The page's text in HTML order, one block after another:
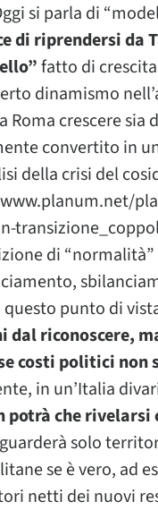
si parla di
di riprendersi da
fatto di
dinamismo
Roma crescere
convertito in
della crisi del
di
punto di
dal riconoscere,
costi politici non
in un’Italia
potrà che
solo
se è vero, ad
netti dei nuovi